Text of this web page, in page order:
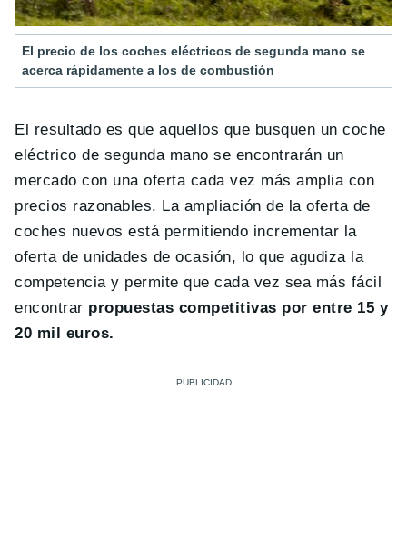
El precio de los coches eléctricos de segunda mano se
acerca rápidamente a los de combustión
El resultado es que aquellos que busquen un coche
eléctrico de segunda mano se encontrarán un
mercado con una oferta cada vez más amplia con
precios razonables. La ampliación de la oferta de
coches nuevos está permitiendo incrementar la
oferta de unidades de ocasión, lo que agudiza la
competencia y permite que cada vez sea más fácil
encontrar propuestas competitivas por entre 15 y
20 mil euros.